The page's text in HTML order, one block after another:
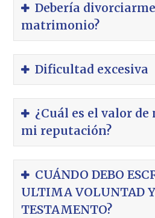
Debería
matrimonio?
Dificultad excesiva
¿Cuál es el valor
mi reputación?
CUÁNDO DEBO
ULTIMA VOLUNTAD Y
TESTAMENTO?